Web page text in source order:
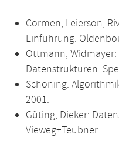
Cormen, Leierson,
Einführung.
Ottmann,
Datenstrukturen.
Schöning:
2001.
Güting, Dieker:
Vieweg+Teubner